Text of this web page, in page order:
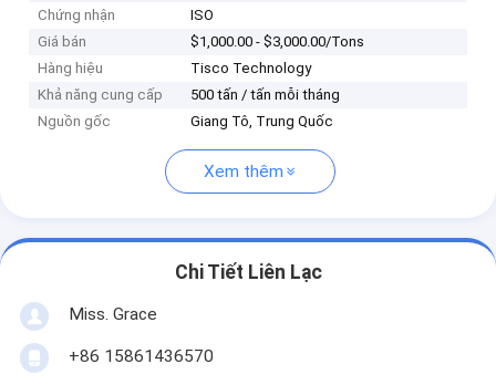
Chứng nhận
ISO
Giá bán
$1,000.00 - $3,000.00/Tons
Hàng hiệu
Tisco Technology
Khả năng cung cấp
500 tấn / tấn mỗi tháng
Nguồn gốc
Giang Tô, Trung Quốc
Xem thêm
Chi Tiết Liên Lạc
Miss. Grace
+86 15861436570